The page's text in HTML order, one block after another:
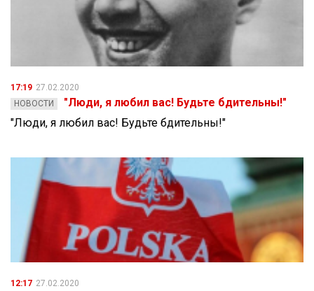
17:19 27.02.2020
НОВОСТИ
"Люди, я любил вас! Будьте бдительны!"
"Люди, я любил вас! Будьте бдительны!"
12:17 27.02.2020